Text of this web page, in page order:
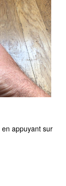
en appuyant sur